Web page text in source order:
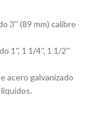
3'' (89 mm) calibre
1'', 1 1/4'', 1 1/2''
acero galvanizado